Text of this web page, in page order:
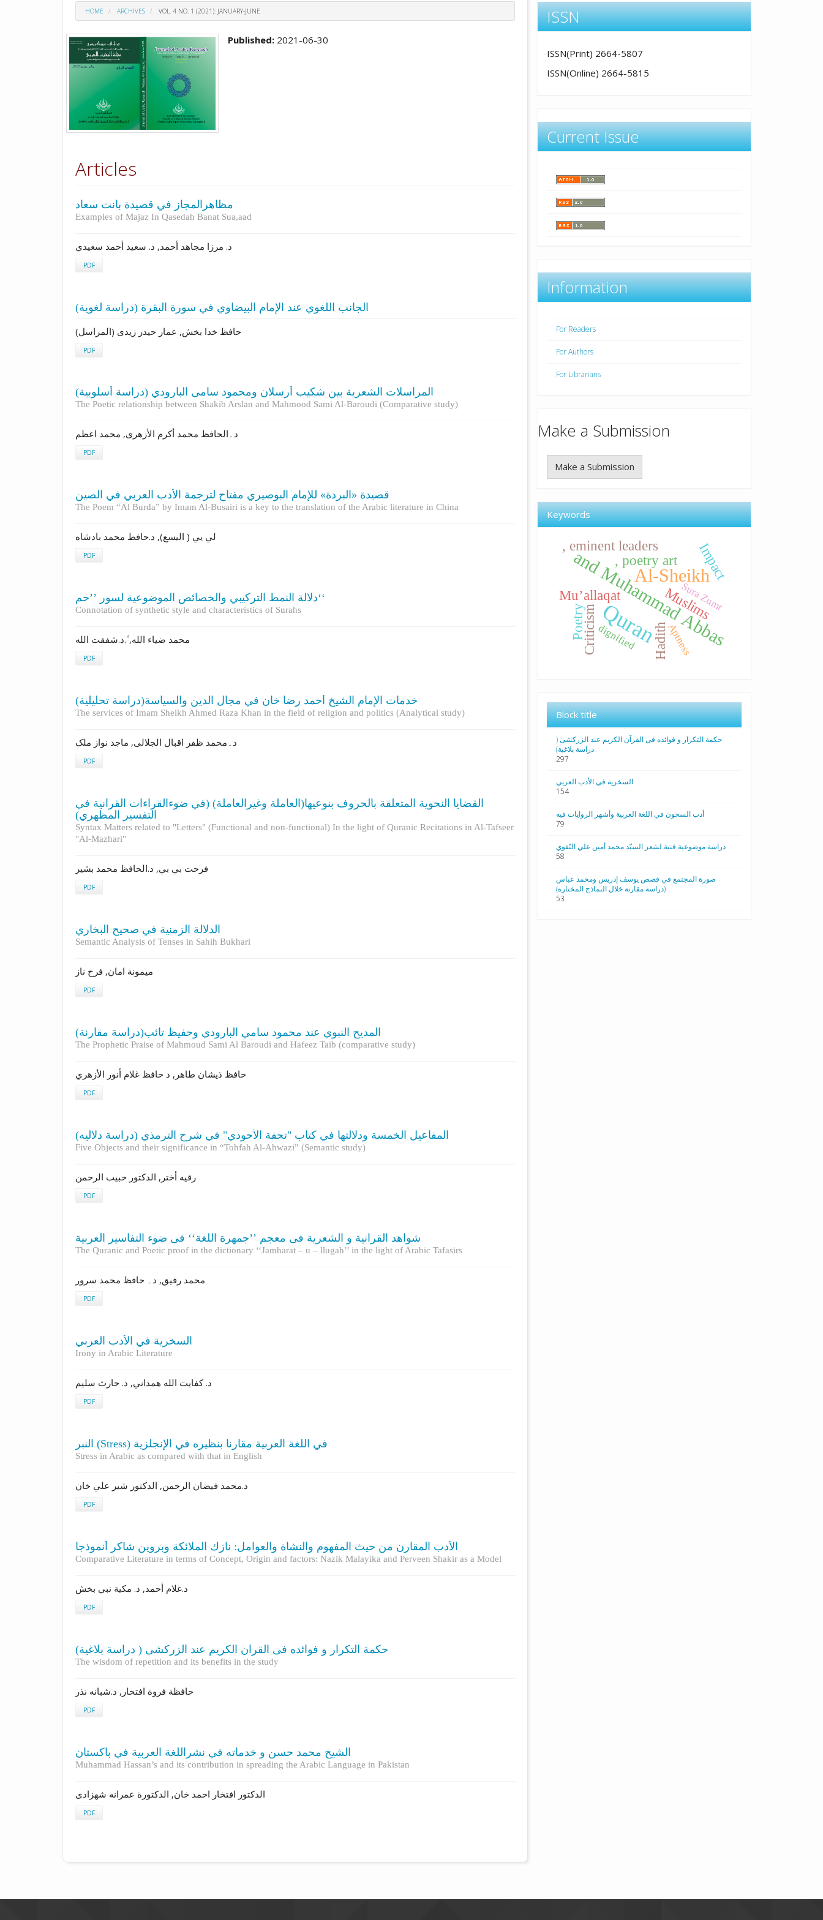
HOME ARCHIVES VOL. 4 NO. 1 (2021): JANUARY-JUNE
Published: 2021-06-30
Articles
مظاهرالمجاز في قصیدة بانت سعاد
Examples of Majaz In Qasedah Banat Sua,aad
د. مرزا مجاهد أحمد, د. سعید أحمد سعیدي
PDF
الجانب اللغوي عند الإمام البيضاوي في سورة البقرة (دراسة لغویة)
حافظ خدا بخش, عمار حیدر زیدی (المراسل)
PDF
المراسلات الشعرية بین شکیب أرسلان ومحمود سامی البارودي (دراسة أسلوبية)
The Poetic relationship between Shakib Arslan and Mahmood Sami Al-Baroudi (Comparative study)
د۔الحافظ محمد أکرم الأزهری, محمد اعظم
PDF
قصيدة «البردة» للإمام البوصيري مفتاح لترجمة الأدب العربي في الصين
The Poem “Al Burda” by Imam Al-Busairi is a key to the translation of the Arabic literature in China
لي یي ( الیسع), د.حافظ محمد بادشاه
PDF
دلالة النمط التركيبي والخصائص الموضوعية لسور ’’حم‘‘
Connotation of synthetic style and characteristics of Surahs
محمد ضیاء الله, ٔ.د.شفقت الله
PDF
خدمات الإمام الشيخ أحمد رضا خان في مجال الدين والسیاسة(دراسة تحلیلیة)
The services of Imam Sheikh Ahmed Raza Khan in the field of religion and politics (Analytical study)
د۔محمد ظفر اقبال الجلالی, ماجد نواز ملک
PDF
القضايا النحوية المتعلقة بالحروف بنوعيها(العاملة وغيرالعاملة) (في ضوءالقراءات القرآنية في
التفسير المظهري)
Syntax Matters related to "Letters" (Functional and non-functional) In the light of Quranic Recitations in Al-Tafseer
"Al-Mazhari"
فرحت بي بي, د.الحافظ محمد بشير
PDF
الدلالة الزمنية في صحيح البخاري
Semantic Analysis of Tenses in Sahih Bukhari
ميمونة امان, فرح ناز
PDF
المديح النبوي عند محمود سامي البارودي وحفيظ تائب(دراسة مقارنة)
The Prophetic Praise of Mahmoud Sami Al ‎Baroudi and Hafeez Taib ‎(comparative ‎study)
حافظ ذيشان طاهر, د حافظ غلام أنور الأزهري
PDF
المفاعيل الخمسة ودلالتها في كتاب "تحفة الأحوذي" في شرح الترمذي (دراسة دلاليه)
Five Objects and their significance in “Tohfah Al-Ahwazi” (Semantic study)
رقيه أختر, الدکتور حبيب الرحمن
PDF
شواهد القرآنیة و الشعریة فی معجم ’’جمهرة اللغة‘‘ فی ضوء التفاسیر العربیة
The Quranic and Poetic proof in the dictionary ‘‘Jamharat – u – llugah’’ in the light of Arabic Tafasirs
محمد رفیق, د۔ حافظ محمد سرور
PDF
السخرية في الأدب العربي
Irony in Arabic Literature
د. كفايت الله همداني, د. حارث سليم
PDF
النبر (Stress) في اللغة العربية مقارنا بنظيره في الإنجلزية
Stress in Arabic as compared with that in English
د.محمد فيضان الرحمن, الدكتور شير علي خان
PDF
الأدب المقارن من حيث المفهوم والنشأة والعوامل: نازك الملائكة وبروين شاكر أنموذجا
Comparative Literature in terms of Concept, Origin and factors: Nazik Malayika and Perveen Shakir as a Model
د.غلام أحمد, د. مكية نبي بخش
PDF
حکمة التکرار و فوائده فی القرآن الکریم عند الزرکشی ( دراسة بلاغیة)
The wisdom of repetition and its benefits in the study
حافظة فروة افتخار, د.شبانه نذر
PDF
الشیخ محمد حسن و خدماته في نشراللغة العربیة في باکستان
Muhammad Hassan’s and its contribution in spreading the Arabic Language in Pakistan
الدکتور افتخار احمد خان, الدکتورة عمرانه شهزادی
PDF
ISSN
ISSN(Print) 2664-5807
ISSN(Online) 2664-5815
Current Issue
Information
For Readers
For Authors
For Librarians
Make a Submission
Make a Submission
Keywords
Quran
and Muhammad Abbas
Al-Sheikh
Mu’allaqat
, eminent leaders
Hadith
Criticism Muslims
, poetry art
Poetry
Impact
Sura Zumr
dignified Aptness
Block title
حکمة التکرار و فوائده فی القرآن الکریم عند الزرکشی (
دراسة بلاغیة)
297
السخرية في الأدب العربي
154
أدب السجون في اللغة العربية وأشهر الروايات فيه
79
دراسة موضوعية فنية لشعر السيّد محمد أمين علي النّقوي
58
صورة المجتمع في قصص يوسف إدريس ومحمد عباس
(دراسة مقارنة خلال النماذج المختارة)
53